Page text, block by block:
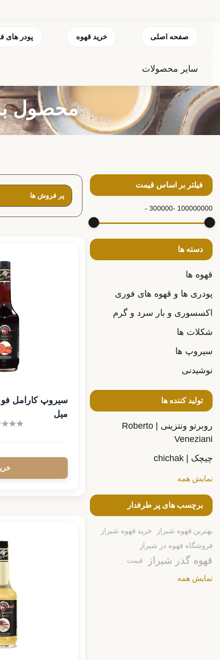
صفحه اصلی خرید قهوه پودر های
سایر محصولات
محصول
فیلتر بر اساس قیمت
300000 - 100000000 -
دسته ها
قهوه ها
پودری ها و قهوه های فوری
اکسسوری و بار سرد و گرم
شکلات ها
سیروپ ها
نوشیدنی
تولید کننده ها
روبرتو ونتزینی | Roberto
Veneziani
چیچک | chichak
نمایش همه
برچسب های پر طرفدار
بهترین قهوه شیراز
خرید قهوه شیراز
فروشگاه قهوه در شیراز
قهوه گذر شیراز قیمت
نمایش همه
میل